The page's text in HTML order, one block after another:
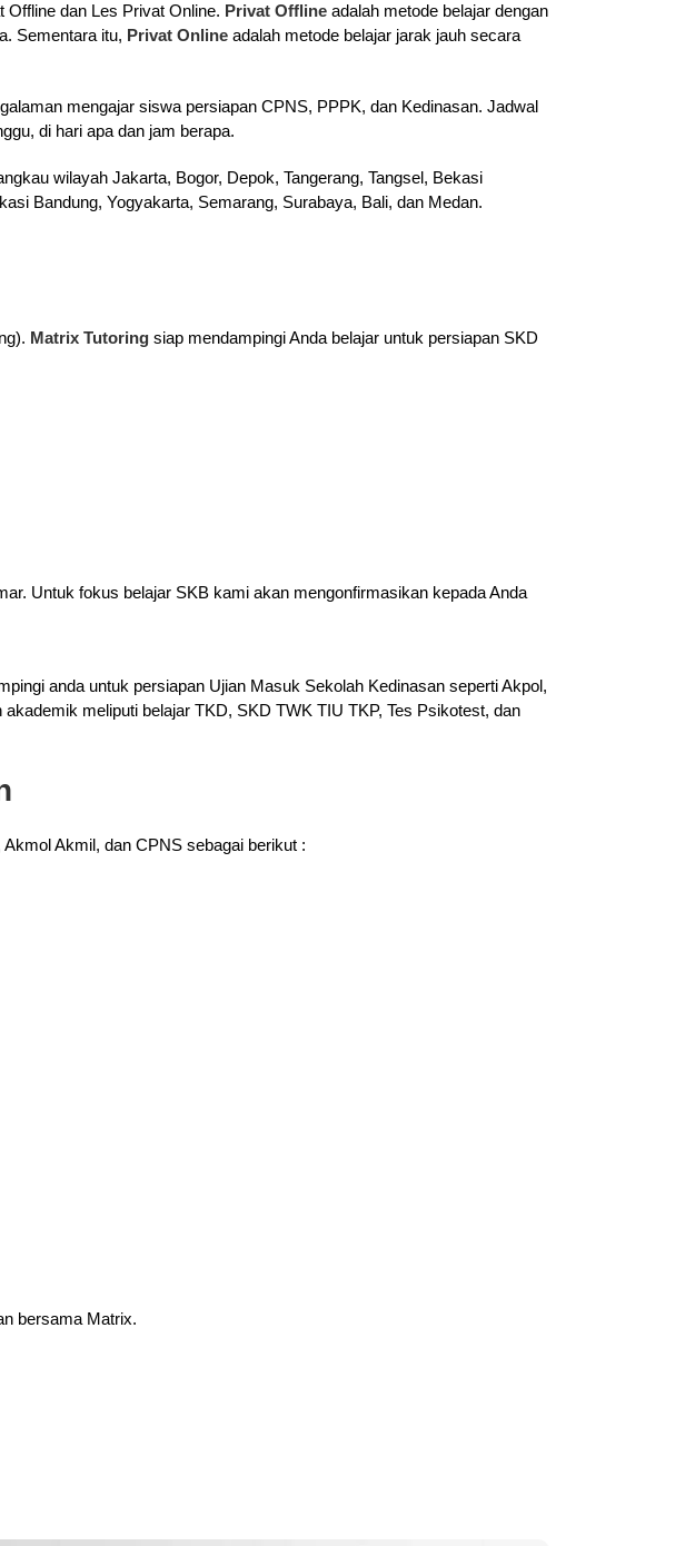
Offline dan Les Privat Online. Privat Offline adalah metode belajar dengan
Sementara itu, Privat Online adalah metode belajar jarak jauh secara
mengajar siswa persiapan CPNS, PPPK, dan Kedinasan. Jadwal
di hari apa dan jam berapa.
wilayah Jakarta, Bogor, Depok, Tangerang, Tangsel, Bekasi
Bandung, Yogyakarta, Semarang, Surabaya, Bali, dan Medan.
Matrix Tutoring siap mendampingi Anda belajar untuk persiapan SKD
Untuk fokus belajar SKB kami akan mengonfirmasikan kepada Anda
anda untuk persiapan Ujian Masuk Sekolah Kedinasan seperti Akpol,
meliputi belajar TKD, SKD TWK TIU TKP, Tes Psikotest, dan
Akmil, dan CPNS sebagai berikut :
bersama Matrix.